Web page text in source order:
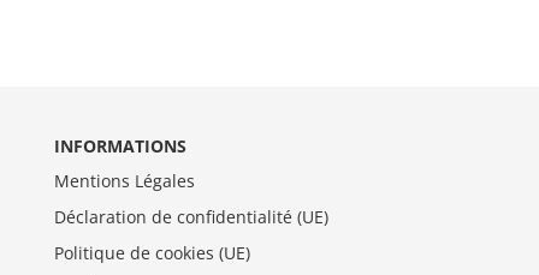
INFORMATIONS
Mentions Légales
Déclaration de confidentialité (UE)
Politique de cookies (UE)